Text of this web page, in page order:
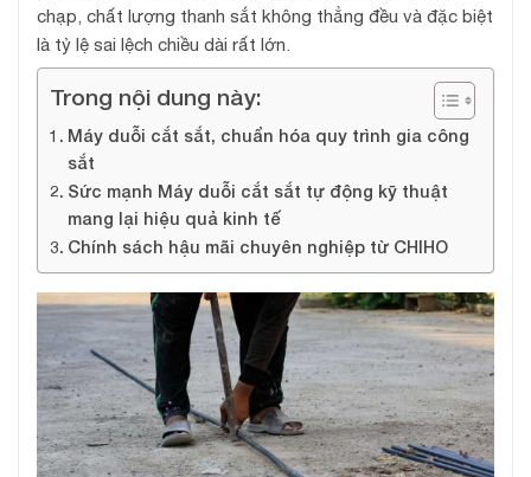
chạp, chất lượng thanh sắt không thẳng đều và đặc biệt
là tỷ lệ sai lệch chiều dài rất lớn.
Trong nội dung này:
Máy duỗi cắt sắt, chuẩn hóa quy trình gia công
sắt
Sức mạnh Máy duỗi cắt sắt tự động kỹ thuật
mang lại hiệu quả kinh tế
Chính sách hậu mãi chuyên nghiệp từ CHIHO